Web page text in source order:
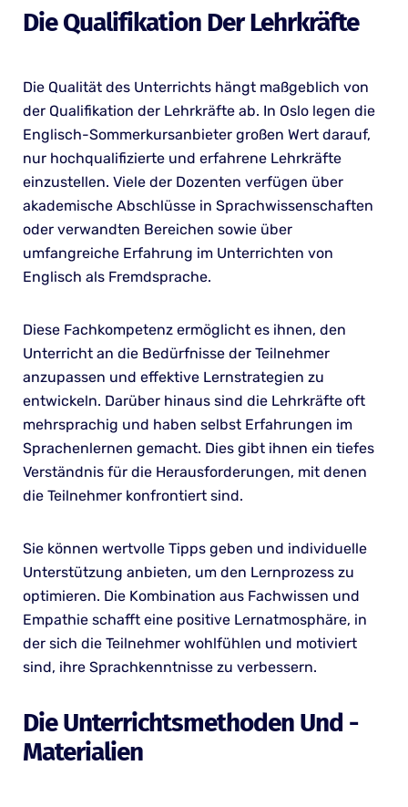
Die Qualifikation Der Lehrkräfte
Die Qualität des Unterrichts hängt maßgeblich von
der Qualifikation der Lehrkräfte ab. In Oslo legen die
Englisch-Sommerkursanbieter großen Wert darauf,
nur hochqualifizierte und erfahrene Lehrkräfte
einzustellen. Viele der Dozenten verfügen über
akademische Abschlüsse in Sprachwissenschaften
oder verwandten Bereichen sowie über
umfangreiche Erfahrung im Unterrichten von
Englisch als Fremdsprache.
Diese Fachkompetenz ermöglicht es ihnen, den
Unterricht an die Bedürfnisse der Teilnehmer
anzupassen und effektive Lernstrategien zu
entwickeln. Darüber hinaus sind die Lehrkräfte oft
mehrsprachig und haben selbst Erfahrungen im
Sprachenlernen gemacht. Dies gibt ihnen ein tiefes
Verständnis für die Herausforderungen, mit denen
die Teilnehmer konfrontiert sind.
Sie können wertvolle Tipps geben und individuelle
Unterstützung anbieten, um den Lernprozess zu
optimieren. Die Kombination aus Fachwissen und
Empathie schafft eine positive Lernatmosphäre, in
der sich die Teilnehmer wohlfühlen und motiviert
sind, ihre Sprachkenntnisse zu verbessern.
Die Unterrichtsmethoden Und -
Materialien